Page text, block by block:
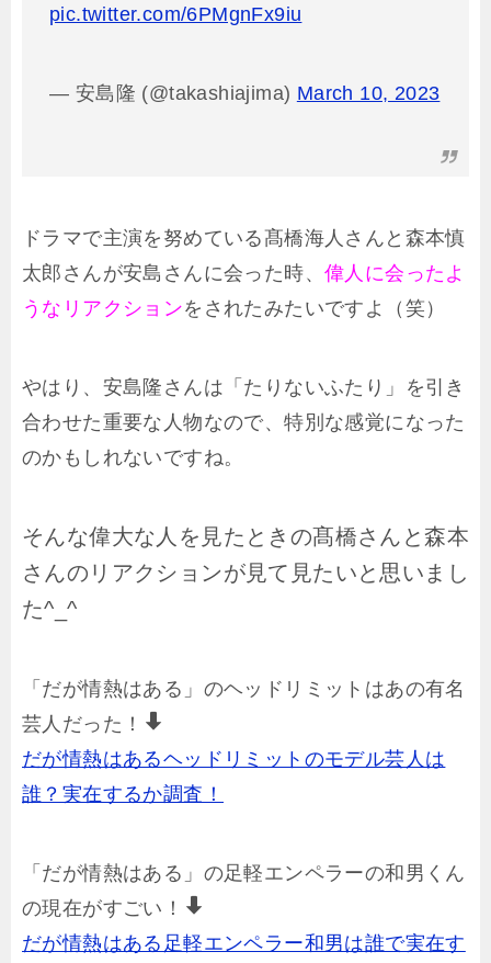
pic.twitter.com/6PMgnFx9iu
— 安島隆 (@takashiajima) March 10, 2023
ドラマで主演を努めている髙橋海人さんと森本慎
太郎さんが安島さんに会った時、 偉人に会ったよ
うなリアクションをされたみたいですよ（笑）
やはり、安島隆さんは「たりないふたり」を引き
合わせた重要な人物なので、特別な感覚になった
のかもしれないですね。
そんな偉大な人を見たときの髙橋さんと森本
さんのリアクションが見て見たいと思いまし
た^_^
「だが情熱はある」のヘッドリミットはあの有名
芸人だった！
だが情熱はあるヘッドリミットのモデル芸人は
誰？実在するか調査！
「だが情熱はある」の足軽エンペラーの和男くん
の現在がすごい！
だが情熱はある足軽エンペラー和男は誰で実在す